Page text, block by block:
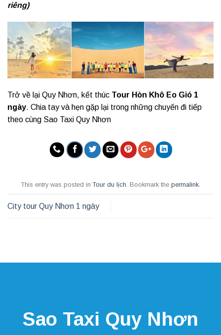
riêng)
Trở về lại Quy Nhơn, kết thúc Tour Hòn Khô Eo Gió 1
ngày. Chia tay và hẹn gặp lại trong những chuyến đi tiếp
theo cùng Sao Taxi Quy Nhơn
This entry was posted inTour du lịch . Bookmark the permalink.
City tour Quy Nhơn 1 ngày
Sao Taxi Quy Nhơn